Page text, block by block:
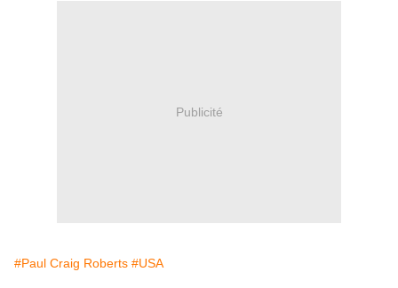
Publicité
#Paul Craig Roberts #USA